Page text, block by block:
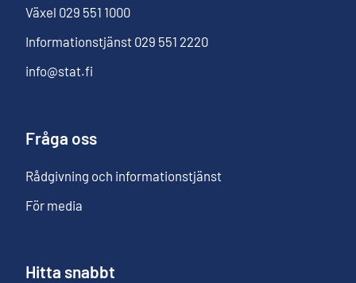
Växel 029 551 1000
Informationstjänst 029 551 2220
info@stat.fi
Fråga oss
Rådgivning och informationstjänst
För media
Hitta snabbt